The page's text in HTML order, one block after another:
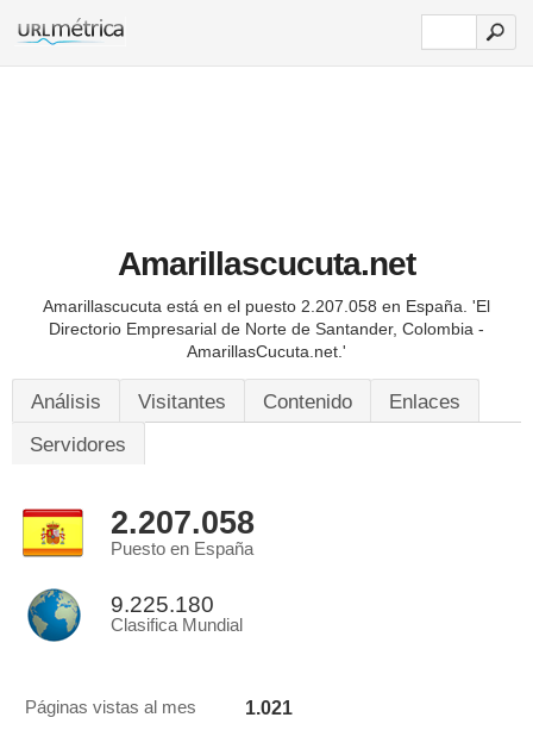
Amarillascucuta.net
Amarillascucuta está en el puesto 2.207.058 en España. 'El
Directorio Empresarial de Norte de Santander, Colombia -
AmarillasCucuta.net.'
Análisis Visitantes Contenido
Enlaces
Servidores
2.207.058
Puesto en España
9.225.180
Clasifica Mundial
Páginas vistas al mes 1.021